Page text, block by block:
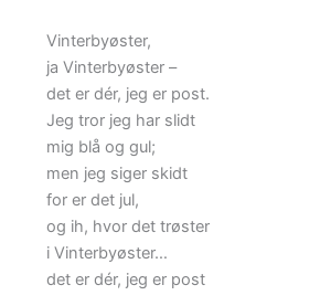
Vinterbyøster,
ja Vinterbyøster –
det er dér, jeg er post.
Jeg tror jeg har slidt
mig blå og gul;
men jeg siger skidt
for er det jul,
og ih, hvor det trøster
i Vinterbyøster…
det er dér, jeg er post